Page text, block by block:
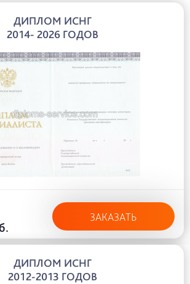
ДИПЛОМ ИСНГ
2014- 2026 ГОДОВ
ЗАКАЗАТЬ
ДИПЛОМ ИСНГ
2012-2013 ГОДОВ